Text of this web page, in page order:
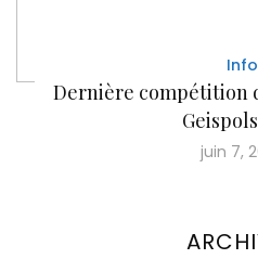
Info
Dernière compétition
juin 7,